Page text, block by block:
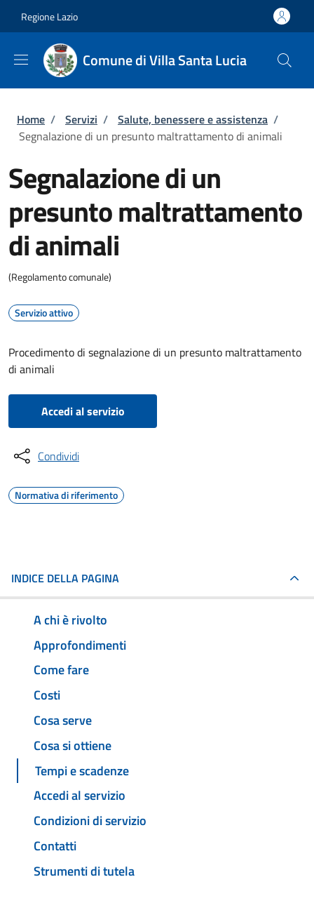
Regione Lazio
Comune di Villa Santa Lucia
Briciole di pane
Home / Servizi / Salute, benessere e assistenza /
Segnalazione di un presunto maltrattamento di animali
Segnalazione di un
presunto maltrattamento
di animali
(Regolamento comunale)
Servizio attivo
Procedimento di segnalazione di un presunto maltrattamento
di animali
Accedi al servizio
Condividi
Normativa di riferimento
INDICE DELLA PAGINA
A chi è rivolto
Approfondimenti
Come fare
Costi
Cosa serve
Cosa si ottiene
Tempi e scadenze
Accedi al servizio
Condizioni di servizio
Contatti
Strumenti di tutela